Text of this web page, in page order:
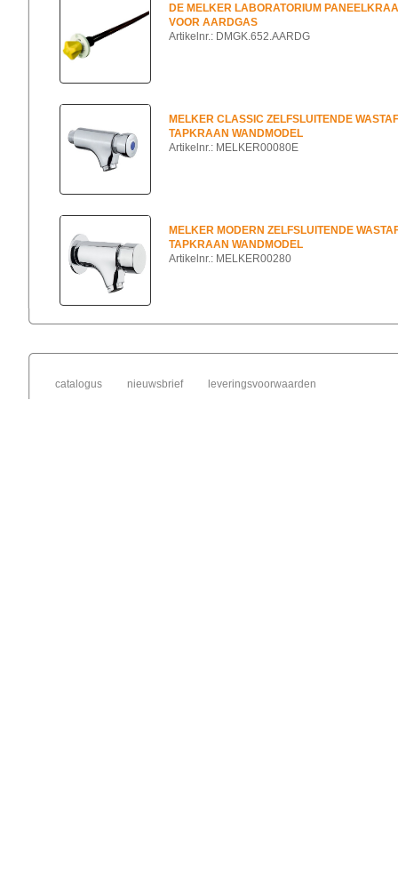
DE MELKER LABORATORIUM
VOOR AARDGAS
Artikelnr.: DMGK.652.AARDG
MELKER CLASSIC ZELFSLUITENDE
TAPKRAAN WANDMODEL
Artikelnr.: MELKER00080E
MELKER MODERN ZELFSLUITENDE
TAPKRAAN WANDMODEL
Artikelnr.: MELKER00280
catalogus nieuwsbrief leveringsvoorwaarden